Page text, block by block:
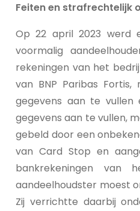
Feiten en strafrechtelijk
Op 22 april 2023 werd
voormalig
rekeningen van het
van BNP Paribas
gegevens aan te
gegevens aan te vullen,
gebeld door een
van Card Stop en
bankrekeningen van
aandeelhoudster moest
Zij verrichtte daarbij